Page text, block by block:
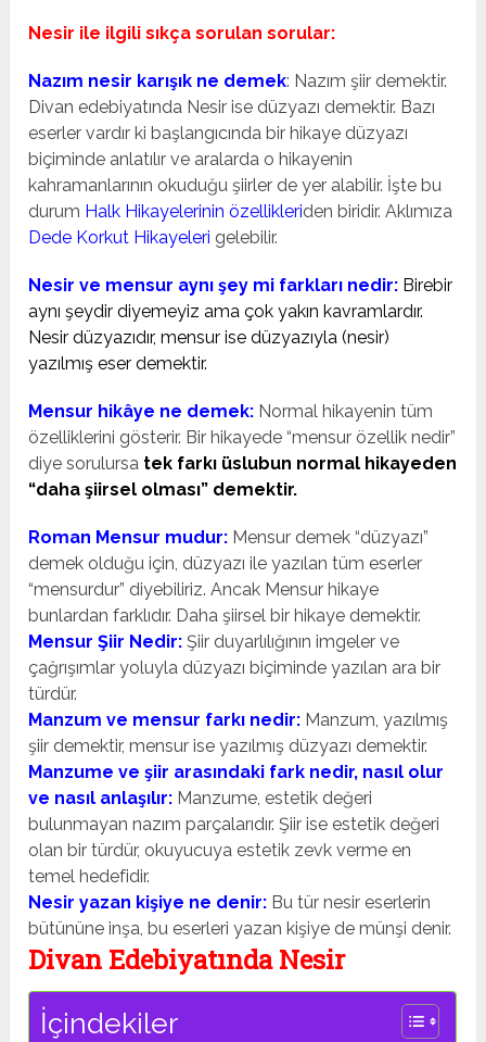
Nesir ile ilgili sıkça sorulan sorular:
Nazım nesir karışık ne demek: Nazım şiir demektir.
Divan edebiyatında Nesir ise düzyazı demektir. Bazı
eserler vardır ki başlangıcında bir hikaye düzyazı
biçiminde anlatılır ve aralarda o hikayenin
kahramanlarının okuduğu şiirler de yer alabilir. İşte bu
durum Halk Hikayelerinin özellikleriden biridir. Aklımıza
Dede Korkut Hikayeleri gelebilir.
Nesir ve mensur aynı şey mi farkları nedir: Birebir
aynı şeydir diyemeyiz ama çok yakın kavramlardır.
Nesir düzyazıdır, mensur ise düzyazıyla (nesir)
yazılmış eser demektir.
Mensur hikâye ne demek: Normal hikayenin tüm
özelliklerini gösterir. Bir hikayede “mensur özellik nedir”
diye sorulursa tek farkı üslubun normal hikayeden
“daha şiirsel olması” demektir.
Roman Mensur mudur: Mensur demek “düzyazı”
demek olduğu için, düzyazı ile yazılan tüm eserler
“mensurdur” diyebiliriz. Ancak Mensur hikaye
bunlardan farklıdır. Daha şiirsel bir hikaye demektir.
Mensur Şiir Nedir: Şiir duyarlılığının imgeler ve
çağrışımlar yoluyla düzyazı biçiminde yazılan ara bir
türdür.
Manzum ve mensur farkı nedir: Manzum, yazılmış
şiir demektir, mensur ise yazılmış düzyazı demektir.
Manzume ve şiir arasındaki fark nedir, nasıl olur
ve nasıl anlaşılır: Manzume, estetik değeri
bulunmayan nazım parçalarıdır. Şiir ise estetik değeri
olan bir türdür, okuyucuya estetik zevk verme en
temel hedefidir.
Nesir yazan kişiye ne denir: Bu tür nesir eserlerin
bütününe inşa, bu eserleri yazan kişiye de münşi denir.
Divan Edebiyatında Nesir
İçindekiler